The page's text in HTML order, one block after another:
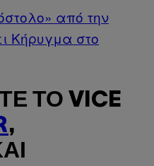
από την
Κήρυγμα στο
ΤΟ VICE
,